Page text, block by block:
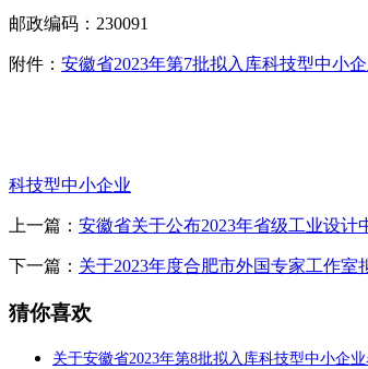
邮政编码：230091
附件： 安徽省2023年第7批拟入库科技型中小
科技型中小企业
上一篇： 安徽省关于公布2023年省级工业设
下一篇： 关于2023年度合肥市外国专家工作室
猜你喜欢
关于安徽省2023年第8批拟入库科技型中小企